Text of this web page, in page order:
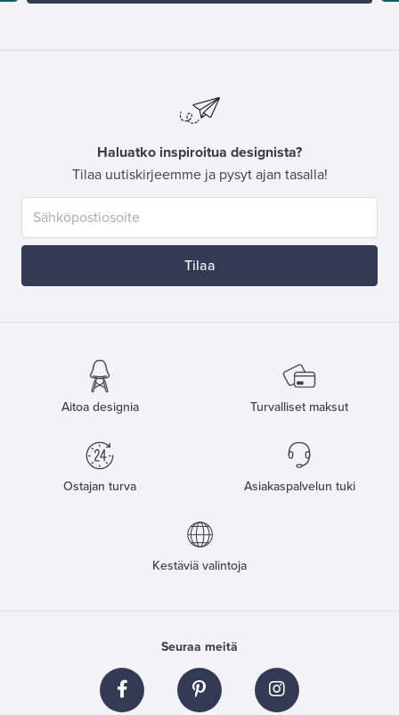
Haluatko inspiroitua designista?
Tilaa uutiskirjeemme ja pysyt ajan tasalla!
Tilaa
Aitoa designia Turvalliset maksut
Ostajan turva Asiakaspalvelun tuki
Kestäviä valintoja
Seuraa meitä